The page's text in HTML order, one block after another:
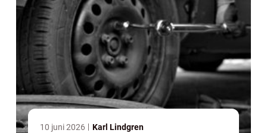
10 juni 2026 Karl Lindgren